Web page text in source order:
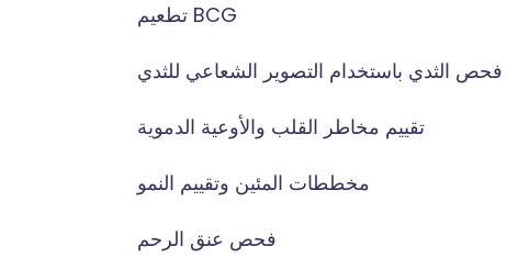
تطعيم BCG
فحص الثدي باستخدام التصوير الشعاعي للثدي
تقييم مخاطر القلب والأوعية الدموية
مخططات المئين وتقييم النمو
فحص عنق الرحم